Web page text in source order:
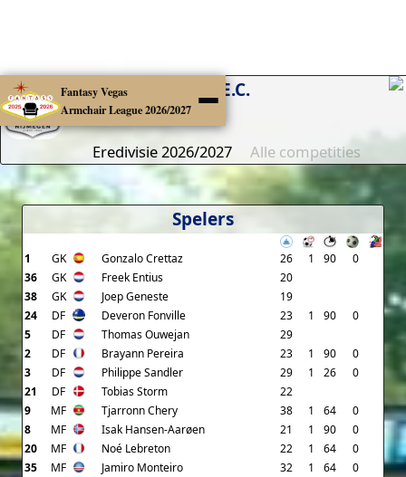
Fantasy Vegas
Armchair League 2026/2027
N.E.C.
Eredivisie 2026/2027 Alle competities
Spelers
1 GK Gonzalo Crettaz 26 1 90
0
36
GK Freek Entius
20
38
GK Joep Geneste
19
24
DF Deveron Fonville 23 1 90
0
5
DF Thomas Ouwejan
29
2
DF Brayann Pereira 23 1 90
0
3
DF Philippe Sandler 29 1 26
0
21
DF Tobias Storm
22
9
MF Tjarronn Chery 38 1 64
0
8
MF Isak Hansen-Aarøen 21 1 90
0
20
MF Noé Lebreton 22 1 64
0
35
MF Jamiro Monteiro 32 1 64
0